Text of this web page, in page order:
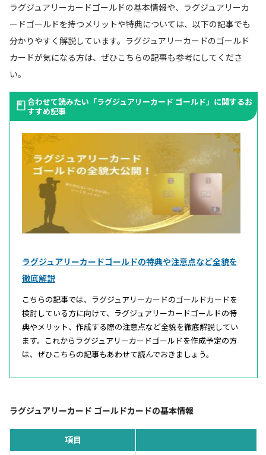
ラグジュアリーカードゴールドの基本情報や、ラグジュアリーカ
ードゴールドを持つメリットや特典については、以下の記事でも
分かりやすく解説しています。ラグジュアリーカードのゴールド
カードが気になる方は、ぜひこちらの記事も参考にしてくださ
い。
合わせて読みたい「ラグジュアリーカード ゴールド」に関するお
すすめ記事
ラグジュアリーカードゴールドの特典や注意点など全貌を
徹底解説
こちらの記事では、ラグジュアリーカードのゴールドカードを
検討している方に向けて、ラグジュアリーカードゴールドの特
典やメリット、作成する際の注意点など全貌を徹底解説してい
ます。これからラグジュアリーカードゴールドを作成予定の方
は、ぜひこちらの記事もあわせて読んでおきましょう。
ラグジュアリーカード ゴールドカードの基本情報
項目